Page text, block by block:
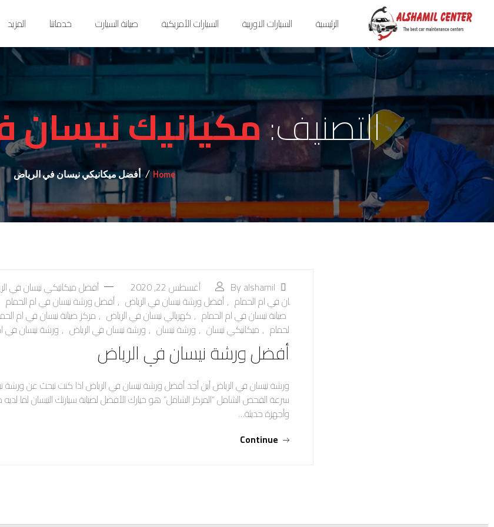
الرئيسية السيارات الاوربية السيارات الأمريكية صيانة السيارت خدماتنا المزيد
التصنيف:مكيانيك نيسان
Home أفضل ميكانيكي نيسان في الرياض
By alshamil أغسطس 22, 2020 أفضل ميكانيكي نيسان في
ان في ام الحمام ,أفضل ورشة نيسان في الرياض ,أفضل ورشة نيسان في ام الحمام
صيانة نيسان في ام الحمام , كهربائي نيسان في الرياض , مركز صيانة نيسان في ام
لحمام , ميكانيكي نيسان , ورشة نيسان , ورشة نيسان في الرياض , ورشة نيسان في
أفضل ورشة نيسان في الرياض
ورشة نيسان في الرياض أين أجد أفضل ورشة نيسان في الرياض اذا كنت تبحث عن
سرعة الفحص الشامل “المركز الشامل” هو خيارك الأفضل لصيانة سيارتك النيسان لما
وأجهزة حديثة…
Continue